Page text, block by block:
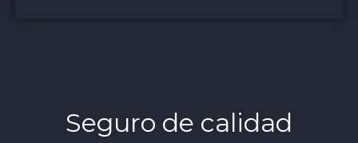
Seguro de calidad